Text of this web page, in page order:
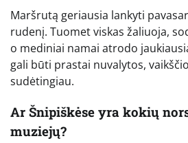
Maršrutą geriausia lankyti
rudenį. Tuomet viskas žaliuoja,
o mediniai namai atrodo
gali būti prastai nuvalytos,
sudėtingiau.
Ar Šnipiškėse yra kokių
muziejų?